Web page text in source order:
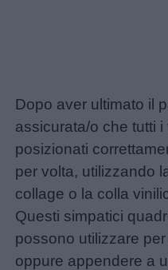
Dopo aver ultimato il
assicurata/o che tutti
posizionati
per volta, utilizzando
collage o la colla
Questi simpatici
possono utilizzare
oppure appendere a